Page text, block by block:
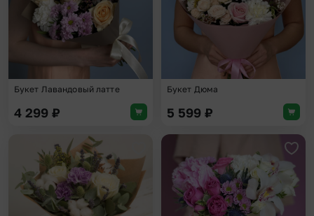
Букет Лавандовый латте
4 299 ₽
Букет Дюма
5 599 ₽
Добавить в избранное